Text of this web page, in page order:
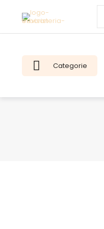
Categorie